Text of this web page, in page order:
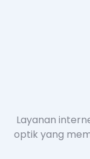
Layanan
optik yang